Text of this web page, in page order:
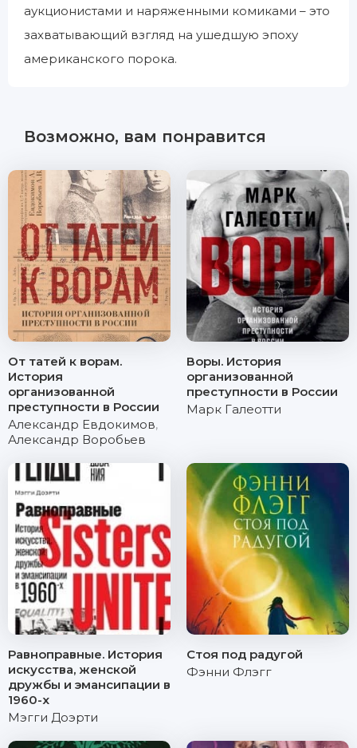
аукционистами и наряженными комиками – это
захватывающий взгляд на ушедшую эпоху
американского порока.
Возможно, вам понравится
От татей к ворам.
История
организованной
преступности в России
Александр Евдокимов,
Александр Воробьев
Воры. История
организованной
преступности в России
Марк Галеотти
Равноправные. История
искусства, женской
дружбы и эмансипации в
1960-х
Мэгги Доэрти
Стоя под радугой
Фэнни Флэгг